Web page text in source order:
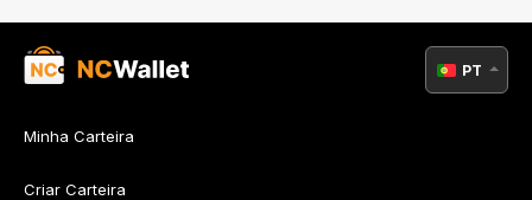
Minha Carteira
Criar Carteira
PT